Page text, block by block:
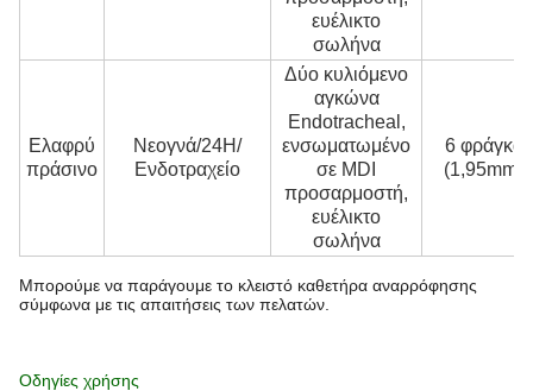
ευέλικτο
σωλήνα
Ελαφρύ
πράσινο
Νεογνά/24H/
Ενδοτραχείο
Δύο κυλιόμενο
αγκώνα
Endotracheal,
ενσωματωμένο
σε MDI
προσαρμοστή,
ευέλικτο
σωλήνα
6 φράγκα
(1,95mm)
Μπορούμε να παράγουμε το κλειστό καθετήρα αναρρόφησης
σύμφωνα με τις απαιτήσεις των πελατών.
Οδηγίες χρήσης